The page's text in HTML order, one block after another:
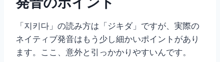
「지키다」の読み方は「ジキダ」ですが、実際の
ネイティブ発音はもう少し細かいポイントがあり
ます。ここ、意外と引っかかりやすいんです。